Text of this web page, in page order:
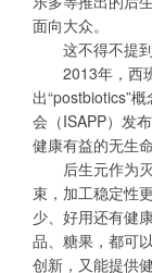
面向大众。
这不得不提
2013年，西
出“postbiotics”
会（ISAPP）发
健康有益的无生
后生元作为
束，加工稳定性
少、好用还有健
品、糖果，都可
创新，又能提供